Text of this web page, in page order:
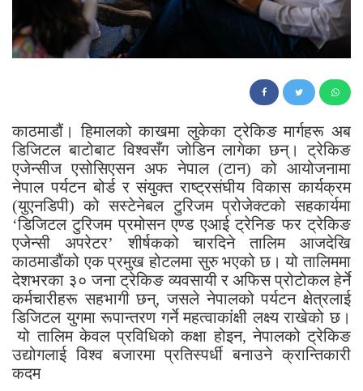
काठमाडौं। हिमालको काखमा लुकेका ट्रेकिङ मार्गहरू अब
डिजिटल बाटोबाट विश्वसँग जोडिन लागेका छन्। ट्रेकिङ
एजेन्सीज एसोसिएसन अफ नेपाल (टान) को आयोजनामा
नेपाल पर्यटन बोर्ड र संयुक्त राष्ट्रसंघीय विकास कार्यक्रम
(युएनडिपी) को सस्टेनेबल टुरिजम प्रोजेक्टको सहकार्यमा
‘डिजिटल टुरिजम प्रमोसन एण्ड एआई ट्रेनिङ फर ट्रेकिङ
एजेन्सी अपरेटर’ शीर्षकको चारदिने तालिम आजदेखि
काठमाडौंको एक प्रमुख होटलमा सुरु भएको छ। यो तालिममा
देशभरका ३० जना ट्रेकिङ व्यवसायी र अफिस प्रोटोकल हेर्ने
कर्मचारीहरू सहभागी छन्, जसले नेपालको पर्यटन क्षेत्रलाई
डिजिटल युगमा रूपान्तरण गर्ने महत्वाकांक्षी लक्ष्य राखेको छ।
यो तालिम केवल प्रविधिको कक्षा होइन, नेपालको ट्रेकिङ
उद्योगलाई विश्व बजारमा प्रतिस्पर्धी बनाउने क्रान्तिकारी
कदम